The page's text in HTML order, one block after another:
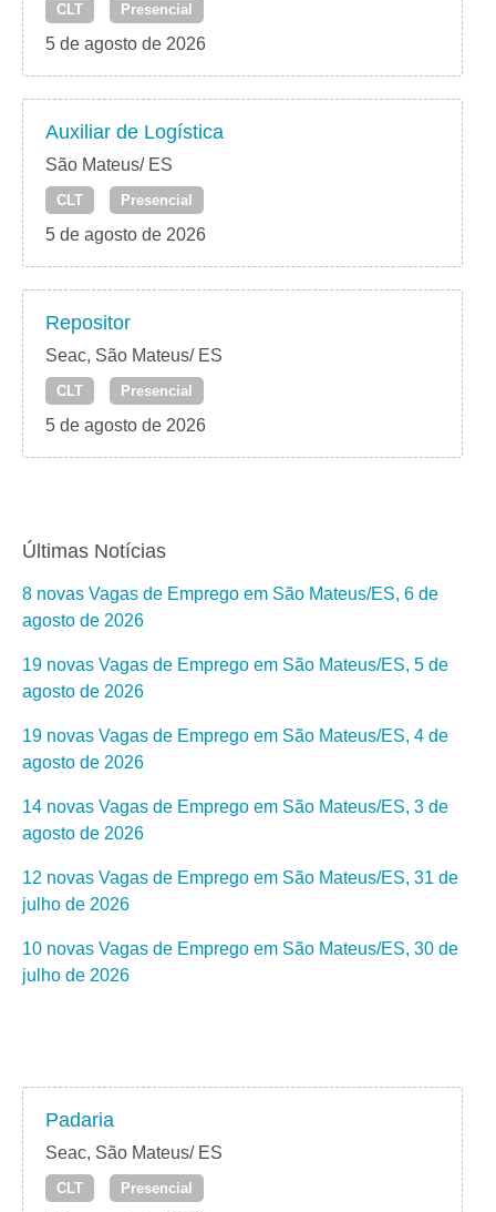
CLT Presencial
5 de agosto de 2026
Auxiliar de Logística
São Mateus/ ES
CLT Presencial
5 de agosto de 2026
Repositor
Seac, São Mateus/ ES
CLT Presencial
5 de agosto de 2026
Últimas Notícias
8 novas Vagas de Emprego em São Mateus/ES, 6 de
agosto de 2026
19 novas Vagas de Emprego em São Mateus/ES, 5 de
agosto de 2026
19 novas Vagas de Emprego em São Mateus/ES, 4 de
agosto de 2026
14 novas Vagas de Emprego em São Mateus/ES, 3 de
agosto de 2026
12 novas Vagas de Emprego em São Mateus/ES, 31 de
julho de 2026
10 novas Vagas de Emprego em São Mateus/ES, 30 de
julho de 2026
Padaria
Seac, São Mateus/ ES
CLT Presencial